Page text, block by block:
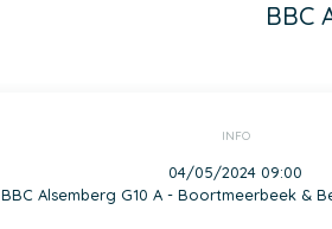
BBC
INFO
04/05/2024 09:00
BBC Alsemberg G10 A - Boortmeerbeek &